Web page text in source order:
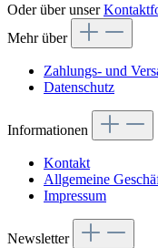
Oder über unser
Mehr über
Zahlungs- und
Datenschutz
Informationen
Kontakt
Allgemeine
Impressum
Newsletter